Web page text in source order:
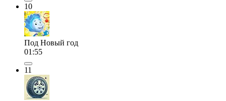
10
Под Новый год
01:55
11